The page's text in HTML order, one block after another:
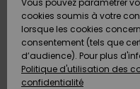
A
AIDE &
CONTACT
Quiksilver
des
MAGASINS
Vous pouvez paramétrer
cookies soumis à votre
lorsque les cookies
consentement (tels que
d’audience). Pour plus
Politique d'utilisation des
confidentialité